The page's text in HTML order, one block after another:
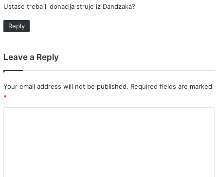
s
Ustase treba li donacija struje iz Dandzaka?
Reply
Leave a Reply
Your email address will not be published. Required fields are marked
*